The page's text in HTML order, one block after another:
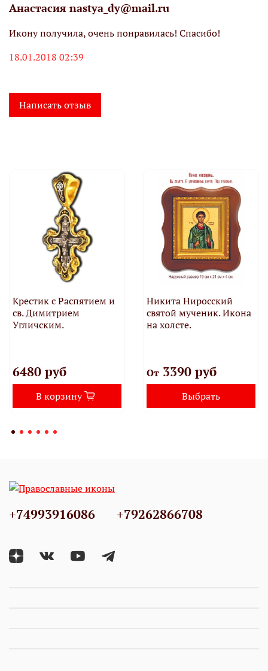
Анастасия nastya_dy@mail.ru
Икону получила, очень понравилась! Спасибо!
18.01.2018 02:39
Написать отзыв
Крестик с Распятием и
св. Димитрием
Угличским.
6480 руб
В корзину
Никита Ниросский
святой мученик. Икона
на холсте.
От3390 руб
Выбрать
+74993916086 +79262866708